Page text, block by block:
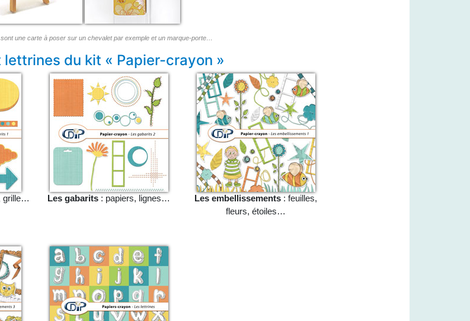
une carte à poser sur un chevalet par exemple et un marque-porte…
du kit « Papier-crayon »
grille… Les gabarits : papiers, lignes… Les embellissements : feuilles,
fleurs, étoiles…